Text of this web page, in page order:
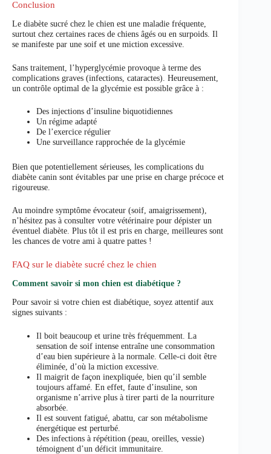
Conclusion
Le diabète sucré chez le chien est une maladie fréquente,
surtout chez certaines races de chiens âgés ou en surpoids. Il
se manifeste par une soif et une miction excessive.
Sans traitement, l’hyperglycémie provoque à terme des
complications graves (infections, cataractes). Heureusement,
un contrôle optimal de la glycémie est possible grâce à :
Des injections d’insuline biquotidiennes
Un régime adapté
De l’exercice régulier
Une surveillance rapprochée de la glycémie
Bien que potentiellement sérieuses, les complications du
diabète canin sont évitables par une prise en charge précoce et
rigoureuse.
Au moindre symptôme évocateur (soif, amaigrissement),
n’hésitez pas à consulter votre vétérinaire pour dépister un
éventuel diabète. Plus tôt il est pris en charge, meilleures sont
les chances de votre ami à quatre pattes !
FAQ sur le diabète sucré chez le chien
Comment savoir si mon chien est diabétique ?
Pour savoir si votre chien est diabétique, soyez attentif aux
signes suivants :
Il boit beaucoup et urine très fréquemment. La
sensation de soif intense entraîne une consommation
d’eau bien supérieure à la normale. Celle-ci doit être
éliminée, d’où la miction excessive.
Il maigrit de façon inexpliquée, bien qu’il semble
toujours affamé. En effet, faute d’insuline, son
organisme n’arrive plus à tirer parti de la nourriture
absorbée.
Il est souvent fatigué, abattu, car son métabolisme
énergétique est perturbé.
Des infections à répétition (peau, oreilles, vessie)
témoignent d’un déficit immunitaire.